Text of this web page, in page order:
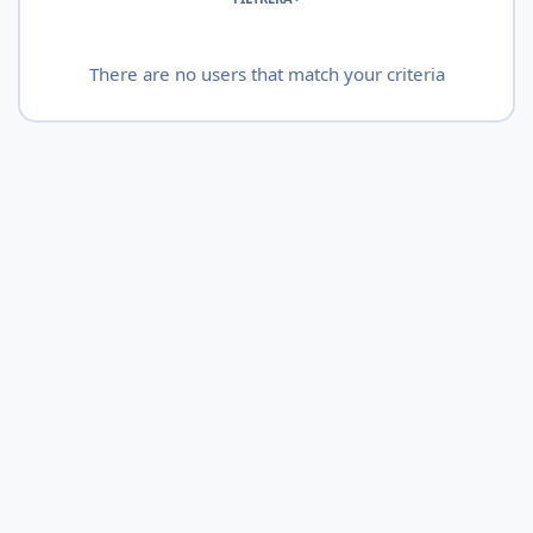
There are no users that match your criteria